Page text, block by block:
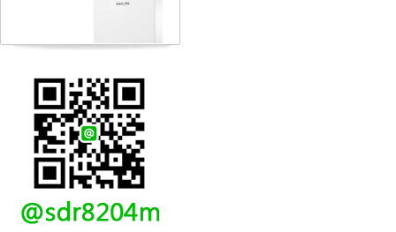
【櫻花SAKURA】 DH-1605A
16公升/分 數位恆溫 LCD溫度設
定 分段火排